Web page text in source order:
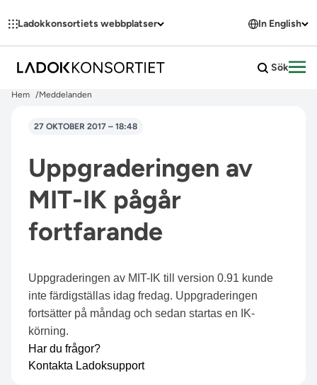
Ladokkonsortiets webbplatser In English
Sök
Hem Meddelanden
27 OKTOBER 2017 – 18:48
Uppgraderingen av
MIT-IK pågår
fortfarande
Uppgraderingen av MIT-IK till version 0.91 kunde
inte färdigställas idag fredag. Uppgraderingen
fortsätter på måndag och sedan startas en IK-
körning.
Har du frågor?
Kontakta Ladoksupport